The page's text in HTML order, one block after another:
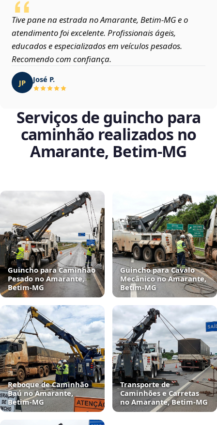
Tive pane na estrada no Amarante, Betim‑MG e o
atendimento foi excelente. Profissionais ágeis,
educados e especializados em veículos pesados.
Recomendo com confiança.
JP José P.
Serviços de guincho para
caminhão realizados no
Amarante, Betim‑MG
Guincho para Caminhão
Pesado no Amarante,
Betim‑MG
Guincho para Cavalo
Mecânico no Amarante,
Betim‑MG
Reboque de Caminhão
Baú no Amarante,
Betim‑MG
Transporte de
Caminhões e Carretas
no Amarante, Betim‑MG